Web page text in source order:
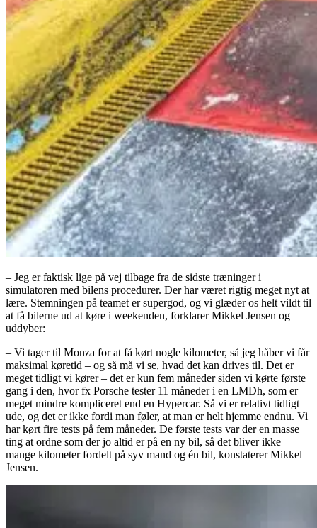
– Jeg er faktisk lige på vej tilbage fra de sidste træninger i
simulatoren med bilens procedurer. Der har været rigtig meget nyt at
lære. Stemningen på teamet er supergod, og vi glæder os helt vildt til
at få bilerne ud at køre i weekenden, forklarer Mikkel Jensen og
uddyber:
– Vi tager til Monza for at få kørt nogle kilometer, så jeg håber vi får
maksimal køretid – og så må vi se, hvad det kan drives til. Det er
meget tidligt vi kører – det er kun fem måneder siden vi kørte første
gang i den, hvor fx Porsche tester 11 måneder i en LMDh, som er
meget mindre kompliceret end en Hypercar. Så vi er relativt tidligt
ude, og det er ikke fordi man føler, at man er helt hjemme endnu. Vi
har kørt fire tests på fem måneder. De første tests var der en masse
ting at ordne som der jo altid er på en ny bil, så det bliver ikke
mange kilometer fordelt på syv mand og én bil, konstaterer Mikkel
Jensen.